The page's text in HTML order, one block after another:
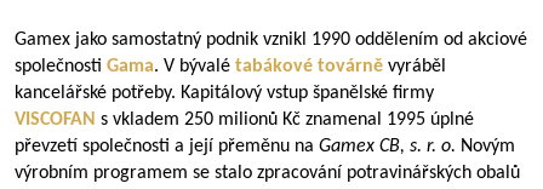
Gamex jako samostatný podnik vznikl 1990 oddělením od akciové
společnosti Gama. V bývalé tabákové továrně vyráběl
kancelářské potřeby. Kapitálový vstup španělské firmy
VISCOFAN s vkladem 250 milionů Kč znamenal 1995 úplné
převzetí společnosti a její přeměnu na Gamex CB, s. r. o. Novým
výrobním programem se stalo zpracování potravinářských obalů